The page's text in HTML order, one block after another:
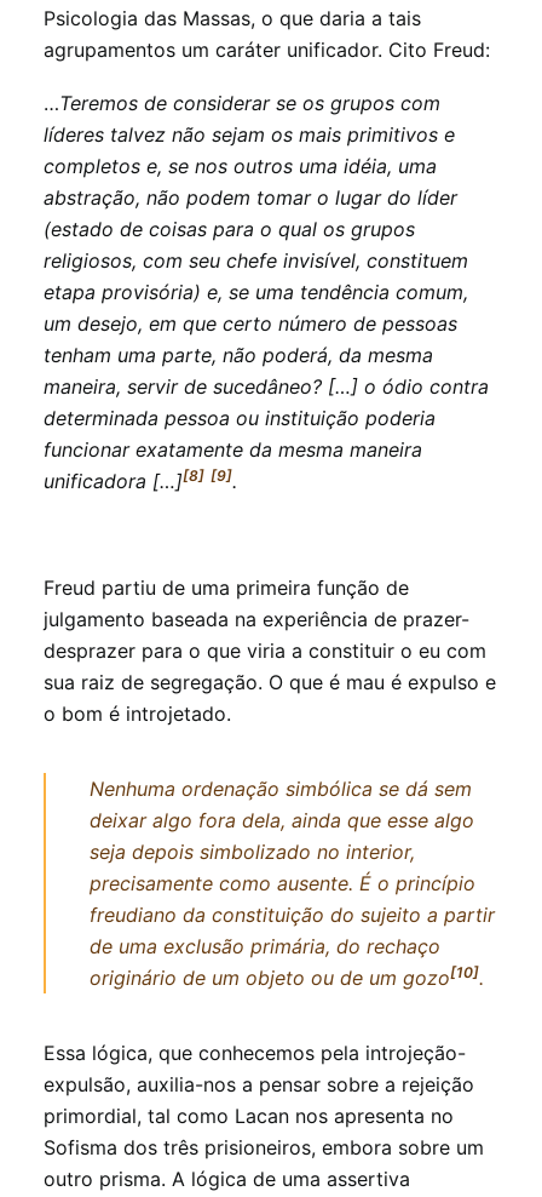
Psicologia das Massas, o que daria a tais
agrupamentos um caráter unificador. Cito Freud:
…Teremos de considerar se os grupos com
líderes talvez não sejam os mais primitivos e
completos e, se nos outros uma idéia, uma
abstração, não podem tomar o lugar do líder
(estado de coisas para o qual os grupos
religiosos, com seu chefe invisível, constituem
etapa provisória) e, se uma tendência comum,
um desejo, em que certo número de pessoas
tenham uma parte, não poderá, da mesma
maneira, servir de sucedâneo? […] o ódio contra
determinada pessoa ou instituição poderia
funcionar exatamente da mesma maneira
unificadora […][8] [9].
Freud partiu de uma primeira função de
julgamento baseada na experiência de prazer-
desprazer para o que viria a constituir o eu com
sua raiz de segregação. O que é mau é expulso e
o bom é introjetado.
Nenhuma ordenação simbólica se dá sem
deixar algo fora dela, ainda que esse algo
seja depois simbolizado no interior,
precisamente como ausente. É o princípio
freudiano da constituição do sujeito a partir
de uma exclusão primária, do rechaço
originário de um objeto ou de um gozo[10].
Essa lógica, que conhecemos pela introjeção-
expulsão, auxilia-nos a pensar sobre a rejeição
primordial, tal como Lacan nos apresenta no
Sofisma dos três prisioneiros, embora sobre um
outro prisma. A lógica de uma assertiva